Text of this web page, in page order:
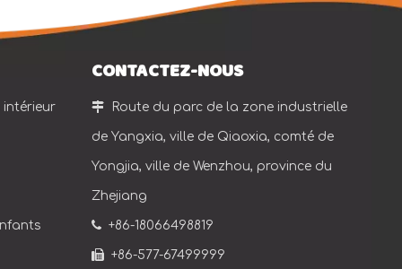
intérieur
CONTACTEZ-NOUS
 Route du parc de la zone industrielle
de Yangxia, ville de Qiaoxia, comté de
Yongjia, ville de Wenzhou, province du
Zhejiang
 +86-18066498819
 +86-577-67499999